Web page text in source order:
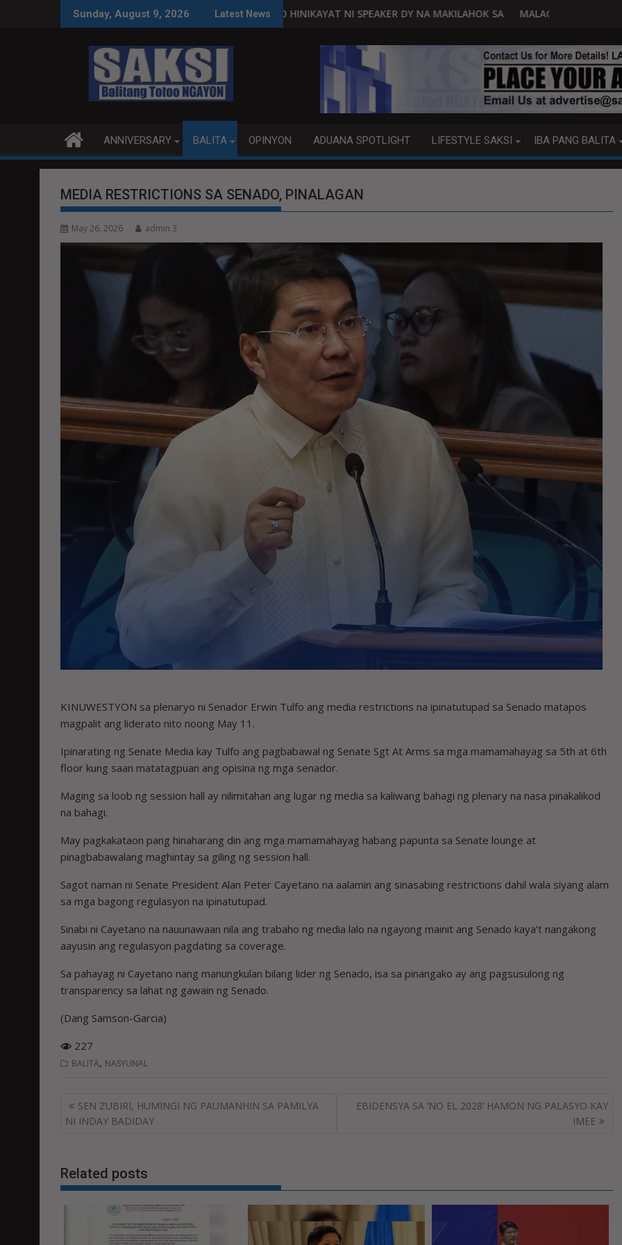
Sunday, August 9, 2026 Latest News
IMPLEMENTASYON NG RPVARA
PUBLIKO HINIKAYAT NI SPEAKER DY NA MAKILAHOK SA PAGBUO NG MGA BATAS
MALACAÑANG PINAAARAL NA SA DOJ ANG
ANNIVERSARY BALITA OPINYON ADUANA SPOTLIGHT LIFESTYLE SAKSI IBA PANG BALITA
MEDIA RESTRICTIONS SA SENADO, PINALAGAN
May 26, 2026 admin 3
KINUWESTYON sa plenaryo ni Senador Erwin Tulfo ang media restrictions na ipinatutupad sa Senado matapos
magpalit ang liderato nito noong May 11.
Ipinarating ng Senate Media kay Tulfo ang pagbabawal ng Senate Sgt At Arms sa mga mamamahayag sa 5th at 6th
floor kung saan matatagpuan ang opisina ng mga senador.
Maging sa loob ng session hall ay nilimitahan ang lugar ng media sa kaliwang bahagi ng plenary na nasa pinakalikod
na bahagi.
May pagkakataon pang hinaharang din ang mga mamamahayag habang papunta sa Senate lounge at
pinagbabawalang maghintay sa giling ng session hall.
Sagot naman ni Senate President Alan Peter Cayetano na aalamin ang sinasabing restrictions dahil wala siyang alam
sa mga bagong regulasyon na ipinatutupad.
Sinabi ni Cayetano na nauunawaan nila ang trabaho ng media lalo na ngayong mainit ang Senado kaya’t nangakong
aayusin ang regulasyon pagdating sa coverage.
Sa pahayag ni Cayetano nang manungkulan bilang lider ng Senado, isa sa pinangako ay ang pagsusulong ng
transparency sa lahat ng gawain ng Senado.
(Dang Samson-Garcia)
227
BALITA, NASYUNAL
Post
navigation
SEN ZUBIRI, HUMINGI NG PAUMANHIN SA PAMILYA
NI INDAY BADIDAY
EBIDENSYA SA ‘NO EL 2028’ HAMON NG PALASYO KAY
IMEE
Related posts